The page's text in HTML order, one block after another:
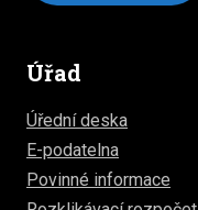
Úřad
Úřední deska
E-podatelna
Povinné informace